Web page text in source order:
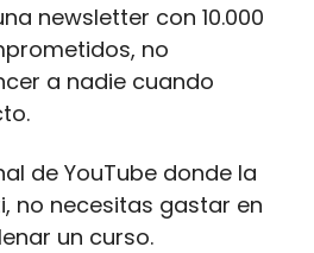
newsletter con 10.000
no
a nadie cuando
de YouTube donde la
no necesitas gastar en
un curso.